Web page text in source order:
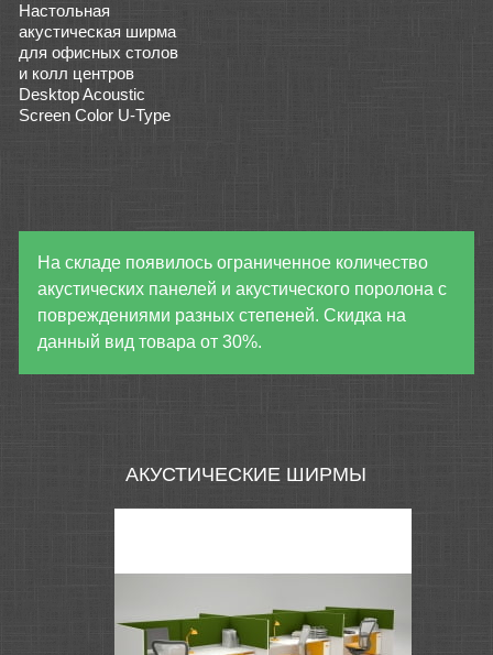
Настольная
акустическая ширма
для офисных столов
и колл центров
Desktop Acoustic
Screen Color U-Type
На складе появилось ограниченное количество
акустических панелей и акустического поролона с
повреждениями разных степеней. Скидка на
данный вид товара от 30%.
АКУСТИЧЕСКИЕ ШИРМЫ